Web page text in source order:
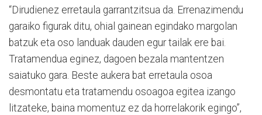
“Dirudienez erretaula garrantzitsua da. Errenazimendu
garaiko figurak ditu, ohial gainean egindako margolan
batzuk eta oso landuak dauden egur tailak ere bai.
Tratamendua eginez, dagoen bezala mantentzen
saiatuko gara. Beste aukera bat erretaula osoa
desmontatu eta tratamendu osoagoa egitea izango
litzateke, baina momentuz ez da horrelakorik egingo”,